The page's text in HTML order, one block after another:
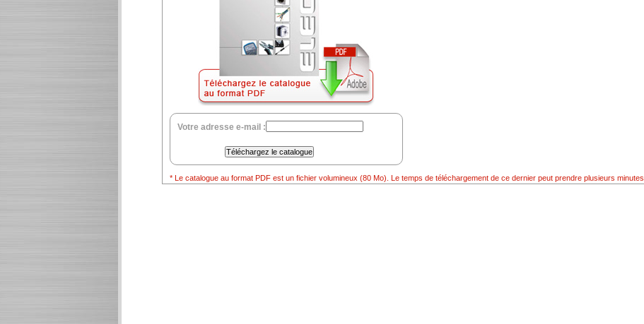
Votre adresse e-mail :
* Le catalogue au format PDF est un fichier volumineux (80 Mo). Le temps de téléchargement de ce dernier peut prendre plusieurs minutes.